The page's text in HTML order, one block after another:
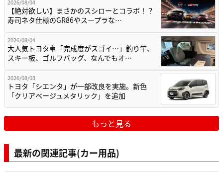
2026/08/04
【絶対欲しい】まさかのスシローとコラボ！？
寿司ネタ仕様のGR86やスープラな…
2026/08/04
大人気トヨタ車「完成度がスゴイ…」釣り竿、
スキー板、ゴルフバッグ、なんでもオ…
2026/08/03
トヨタ「シエンタ」が一部改良を実施。新色
「クリアベージュメタリック」を追加
もっと見る
最新の関連記事(カー用品)